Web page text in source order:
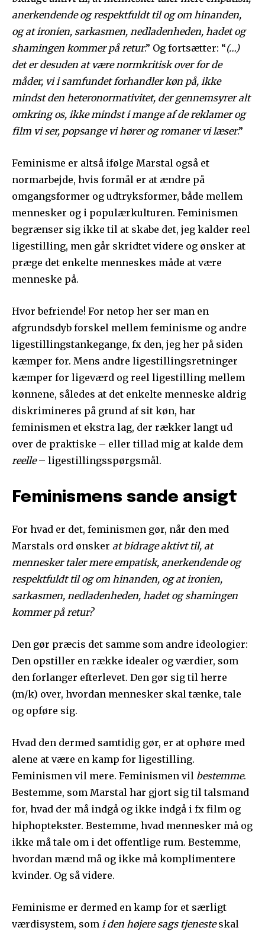
anerkendende og respektfuldt til og om hinanden,
og at ironien, sarkasmen, nedladenheden, hadet og
shamingen kommer på retur.” Og fortsætter: “(…)
det er desuden at være normkritisk over for de
måder, vi i samfundet forhandler køn på, ikke
mindst den heteronormativitet, der gennemsyrer alt
omkring os, ikke mindst i mange af de reklamer og
film vi ser, popsange vi hører og romaner vi læser.”
Feminisme er altså ifølge Marstal også et
normarbejde, hvis formål er at ændre på
omgangsformer og udtryksformer, både mellem
mennesker og i populærkulturen. Feminismen
begrænser sig ikke til at skabe det, jeg kalder reel
ligestilling, men går skridtet videre og ønsker at
præge det enkelte menneskes måde at være
menneske på.
Hvor befriende! For netop her ser man en
afgrundsdyb forskel mellem feminisme og andre
ligestillingstankegange, fx den, jeg her på siden
kæmper for. Mens andre ligestillingsretninger
kæmper for ligeværd og reel ligestilling mellem
kønnene, således at det enkelte menneske aldrig
diskrimineres på grund af sit køn, har
feminismen et ekstra lag, der rækker langt ud
over de praktiske – eller tillad mig at kalde dem
reelle– ligestillingsspørgsmål.
Feminismens sande ansigt
For hvad er det, feminismen gør, når den med
Marstals ord ønsker at bidrage aktivt til, at
mennesker taler mere empatisk, anerkendende og
respektfuldt til og om hinanden, og at ironien,
sarkasmen, nedladenheden, hadet og shamingen
kommer på retur?
Den gør præcis det samme som andre ideologier:
Den opstiller en række idealer og værdier, som
den forlanger efterlevet. Den gør sig til herre
(m/k) over, hvordan mennesker skal tænke, tale
og opføre sig.
Hvad den dermed samtidig gør, er at ophøre med
alene at være en kamp for ligestilling.
Feminismen vil mere. Feminismen vil bestemme.
Bestemme, som Marstal har gjort sig til talsmand
for, hvad der må indgå og ikke indgå i fx film og
hiphoptekster. Bestemme, hvad mennesker må og
ikke må tale om i det offentlige rum. Bestemme,
hvordan mænd må og ikke må komplimentere
kvinder. Og så videre.
Feminisme er dermed en kamp for et særligt
værdisystem, som i den højere sags tjenesteskal